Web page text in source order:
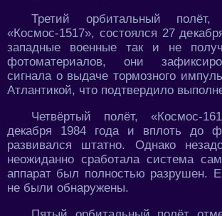
Третий орбитальный полёт,
«Космос-1517», состоялся 27
западные военные так и не
фотоматериалов, они
сигнала о выдаче тормозного
Атлантикой, что подтвердило
Четвёртый полёт, «Космос-
декабря 1984 года и вплоть до
развивался штатно. Однако
неожиданно сработала система
аппарат был полностью разрушен.
не были обнаружены.